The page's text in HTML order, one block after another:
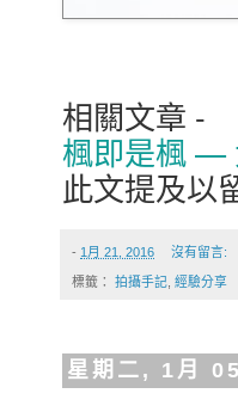
相關文章 -
楓即是楓 —
此文提及以
- 1月 21, 2016 沒有留言:
標籤： 拍攝手記 經驗分享
星期二, 1月